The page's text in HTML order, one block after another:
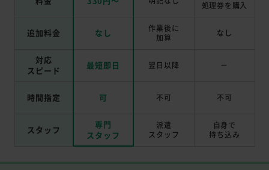
処理券を 購入
追加料金 なし
作業後に
加算
なし
対応
スピード
最短即日 翌日以降 －
時間指定 可 不可 不可
スタッフ
専門
スタッフ
派遣
スタッフ
自身で
持ち込み